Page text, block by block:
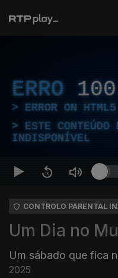
ERRO 100
ERROR ON
ESTE CONTEÚDO
INDISPONÍVEL
CONTROLO PARENTAL
Um Dia no
Um sábado que fica
2025